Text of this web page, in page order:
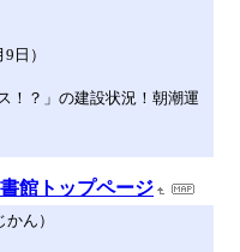
日）
！？」の建設状況！朝潮運
館トップページ
ん）